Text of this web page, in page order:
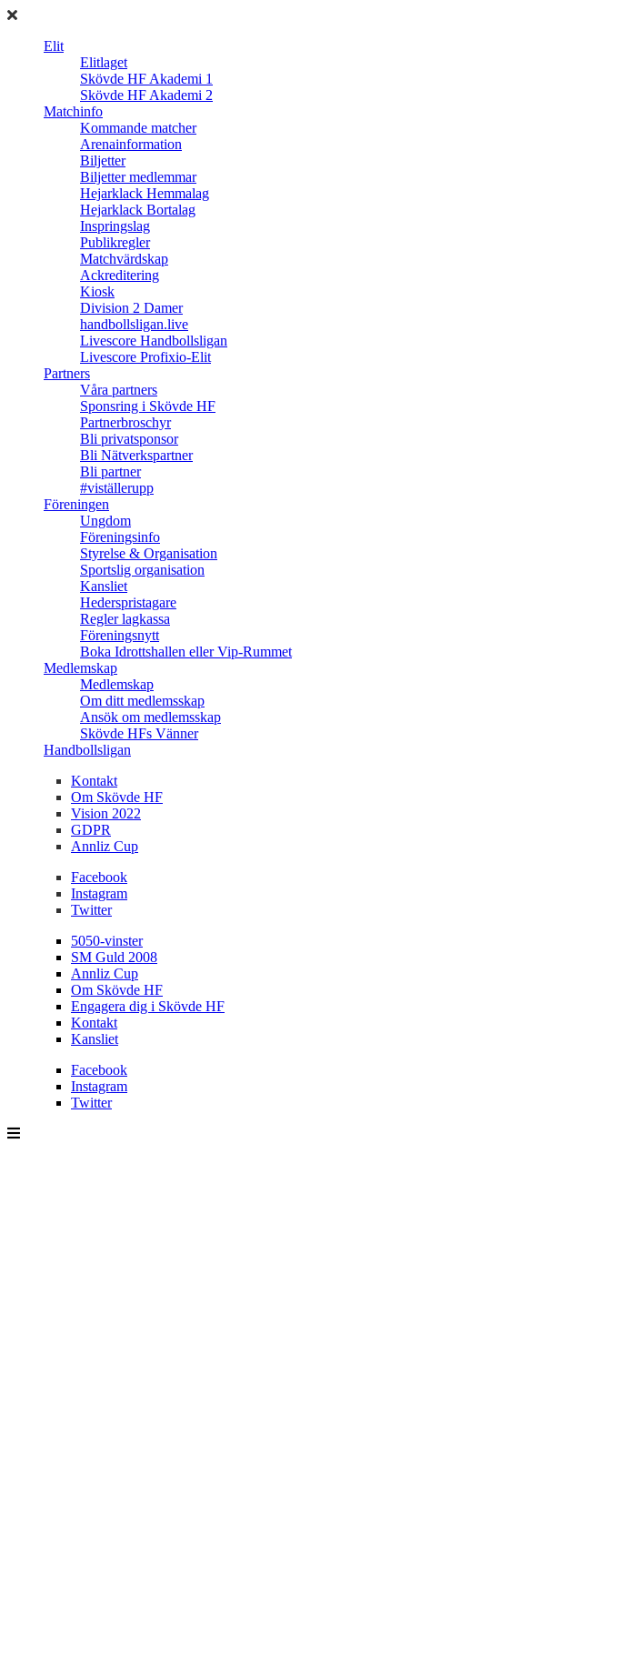
Elit
Elitlaget
Skövde HF Akademi 1
Skövde HF Akademi 2
Matchinfo
Kommande matcher
Arenainformation
Biljetter
Biljetter medlemmar
Hejarklack Hemmalag
Hejarklack Bortalag
Inspringslag
Publikregler
Matchvärdskap
Ackreditering
Kiosk
Division 2 Damer
handbollsligan.live
Livescore Handbollsligan
Livescore Profixio-Elit
Partners
Våra partners
Sponsring i Skövde HF
Partnerbroschyr
Bli privatsponsor
Bli Nätverkspartner
Bli partner
#viställerupp
Föreningen
Ungdom
Föreningsinfo
Styrelse & Organisation
Sportslig organisation
Kansliet
Hederspristagare
Regler lagkassa
Föreningsnytt
Boka Idrottshallen eller Vip-Rummet
Medlemskap
Medlemskap
Om ditt medlemsskap
Ansök om medlemsskap
Skövde HFs Vänner
Handbollsligan
Kontakt
Om Skövde HF
Vision 2022
GDPR
Annliz Cup
Facebook
Instagram
Twitter
5050-vinster
SM Guld 2008
Annliz Cup
Om Skövde HF
Engagera dig i Skövde HF
Kontakt
Kansliet
Facebook
Instagram
Twitter